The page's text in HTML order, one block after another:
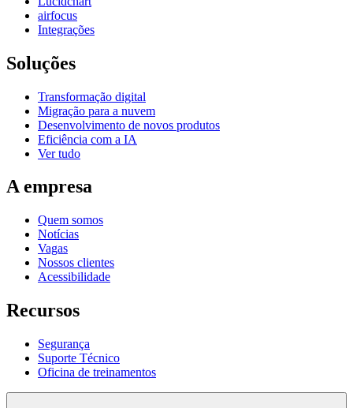
airfocus
Integrações
Soluções
Transformação digital
Migração para a nuvem
Desenvolvimento de novos produtos
Eficiência com a IA
Ver tudo
A empresa
Quem somos
Notícias
Vagas
Nossos clientes
Acessibilidade
Recursos
Segurança
Suporte Técnico
Oficina de treinamentos